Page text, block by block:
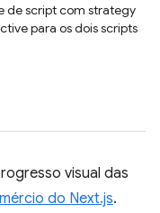
de script com strategy
para os dois scripts
visual das
do Next.js.